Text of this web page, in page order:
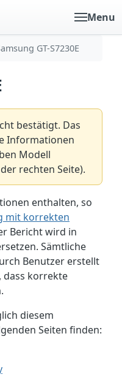
Menu
GT-S7230E
bestätigt. Das
Informationen
Modell
rechten Seite).
enthalten, so
mit korrekten
Bericht wird in
Sämtliche
Benutzer erstellt
dass korrekte
diesem
Seiten finden: